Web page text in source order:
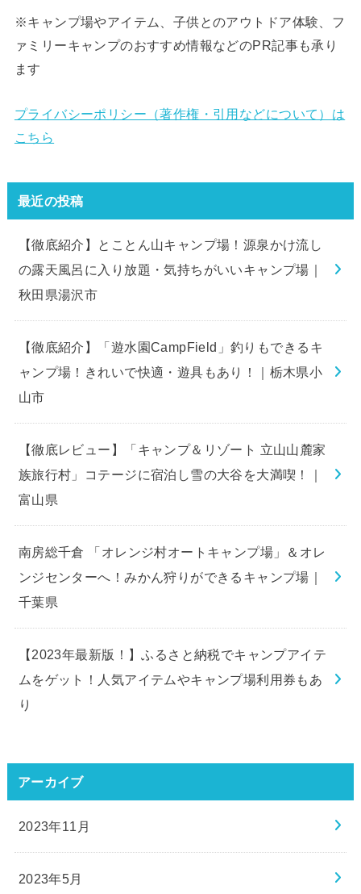
※キャンプ場やアイテム、子供とのアウトドア体験、フ
ァミリーキャンプのおすすめ情報などのPR記事も承り
ます
プライバシーポリシー（著作権・引用などについて）は
こちら
最近の投稿
【徹底紹介】とことん山キャンプ場！源泉かけ流し
の露天風呂に入り放題・気持ちがいいキャンプ場｜
秋田県湯沢市
【徹底紹介】「遊水園CampField」釣りもできるキ
ャンプ場！きれいで快適・遊具もあり！｜栃木県小
山市
【徹底レビュー】「キャンプ＆リゾート 立山山麓家
族旅行村」コテージに宿泊し雪の大谷を大満喫！｜
富山県
南房総千倉 「オレンジ村オートキャンプ場」＆オレ
ンジセンターへ！みかん狩りができるキャンプ場｜
千葉県
【2023年最新版！】ふるさと納税でキャンプアイテ
ムをゲット！人気アイテムやキャンプ場利用券もあ
り
アーカイブ
2023年11月
2023年5月